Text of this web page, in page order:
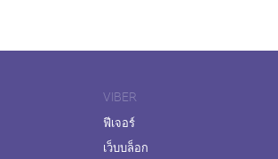
VIBER
ฟีเจอร์
เว็บบล็อก